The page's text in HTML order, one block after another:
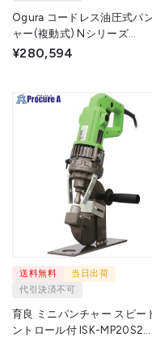
Ogura コードレス油圧式パ
ャー(複動式) Nシリーズ
¥280,594
送料無料
当日出荷
代引決済不可
育良 ミニパンチャー スピー
ントロール付 ISK-MP20S2